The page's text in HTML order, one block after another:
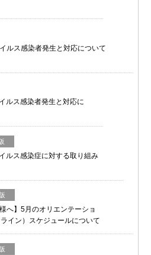
ルス感染者発生と対応について
ルス感染者発生と対応に
ルス感染症に対する取り組み
へ】5月のオリエンテーショ
イン）スケジュールについて